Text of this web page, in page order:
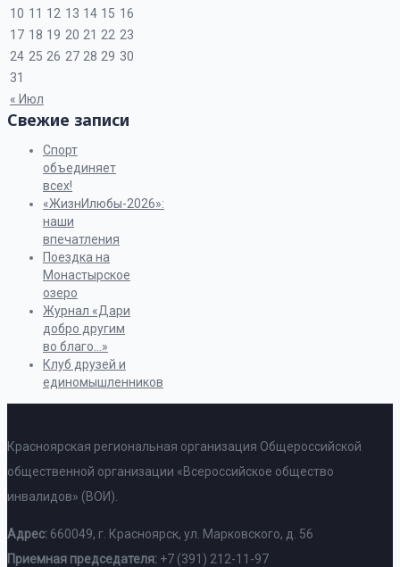
« Июл
10 11 12 13 14 15 16
17 18 19 20 21 22 23
24 25 26 27 28 29 30
31
Свежие записи
Спорт
объединяет
всех!
«ЖизнИлюбы-2026»:
наши
впечатления
Поездка на
Монастырское
озеро
Журнал «Дари
добро другим
во благо…»
Клуб друзей и
единомышленников
Красноярская региональная организация Общероссийской
общественной организации «Всероссийское общество
инвалидов» (ВОИ).
Адрес: 660049, г. Красноярск, ул. Марковского, д. 56
Приемная председателя: +7 (391) 212-11-97